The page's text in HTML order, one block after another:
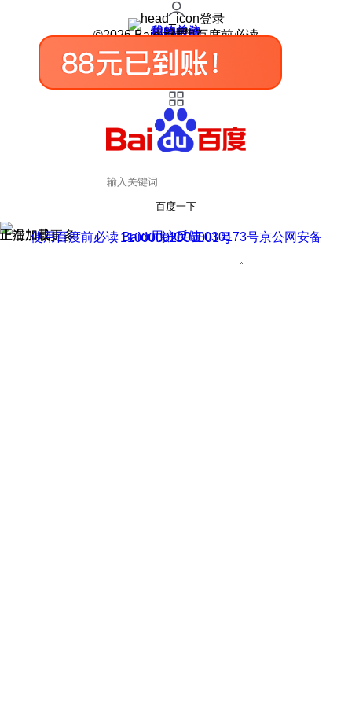
登录
我的关注
我的收藏
皮肤中心
用户反馈
设置
©2026 Baidu 使用百度前必读
百度一下
正在加载
上滑加载更多 用户反馈
使用百度前必读 Baidu 京ICP证030173号
京公网安备11000002000001号